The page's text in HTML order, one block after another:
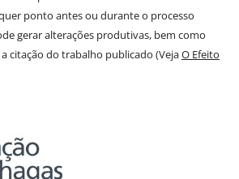
ponto antes ou durante o processo
gerar alterações produtivas, bem como
citação do trabalho publicado (VejaO Efeito